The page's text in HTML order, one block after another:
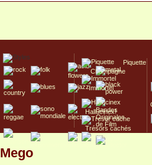
Piquette
Champagne
Immortel
Hallucinex!
Trésors cachés
Culte/Collector
Mego